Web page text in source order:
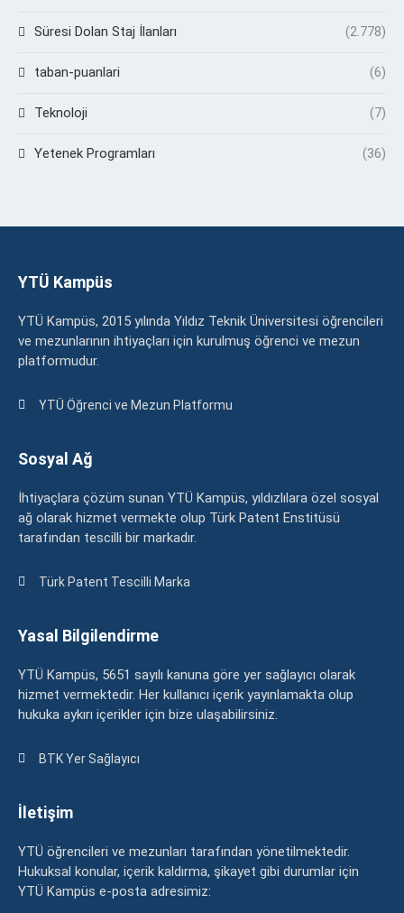
Süresi Dolan Staj İlanları (2.778)
taban-puanlari (6)
Teknoloji (7)
Yetenek Programları (36)
YTÜ Kampüs
YTÜ Kampüs, 2015 yılında Yıldız Teknik Üniversitesi öğrencileri
ve mezunlarının ihtiyaçları için kurulmuş öğrenci ve mezun
platformudur.
YTÜ Öğrenci ve Mezun Platformu
Sosyal Ağ
İhtiyaçlara çözüm sunan YTÜ Kampüs, yıldızlılara özel sosyal
ağ olarak hizmet vermekte olup Türk Patent Enstitüsü
tarafından tescilli bir markadır.
Türk Patent Tescilli Marka
Yasal Bilgilendirme
YTÜ Kampüs, 5651 sayılı kanuna göre yer sağlayıcı olarak
hizmet vermektedir. Her kullanıcı içerik yayınlamakta olup
hukuka aykırı içerikler için bize ulaşabilirsiniz.
BTK Yer Sağlayıcı
İletişim
YTÜ öğrencileri ve mezunları tarafından yönetilmektedir.
Hukuksal konular, içerik kaldırma, şikayet gibi durumlar için
YTÜ Kampüs e-posta adresimiz: